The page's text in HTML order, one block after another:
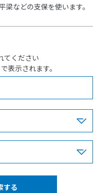
などの支保を使います。
てください
表示されます。
する